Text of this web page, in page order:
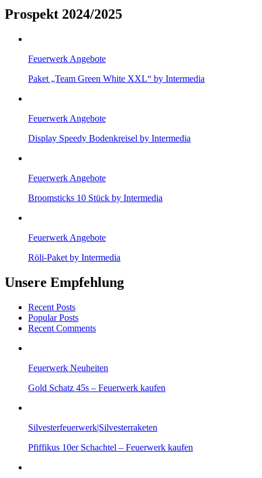
Prospekt 2024/2025
Feuerwerk Angebote
Paket „Team Green White XXL“ by Intermedia
Feuerwerk Angebote
Display Speedy Bodenkreisel by Intermedia
Feuerwerk Angebote
Broomsticks 10 Stück by Intermedia
Feuerwerk Angebote
Röli-Paket by Intermedia
Unsere Empfehlung
Recent Posts
Popular Posts
Recent Comments
Feuerwerk Neuheiten
Gold Schatz 45s – Feuerwerk kaufen
Silvesterfeuerwerk|Silvesterraketen
Pfiffikus 10er Schachtel – Feuerwerk kaufen